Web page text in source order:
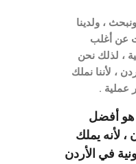
، ولدينا
عن أغلب
، لذلك نحن
، لأننا نملك
عملية .
هو أفضل
لأنه يملك
في الأردن